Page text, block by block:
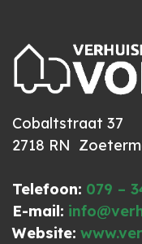
Cobaltstraat 37
2718 RN
Telefoon: 079 –
E-mail:
Website: